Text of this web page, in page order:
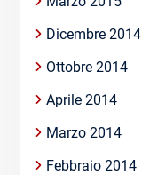
Dicembre 2014
Ottobre 2014
Aprile 2014
Marzo 2014
Febbraio 2014